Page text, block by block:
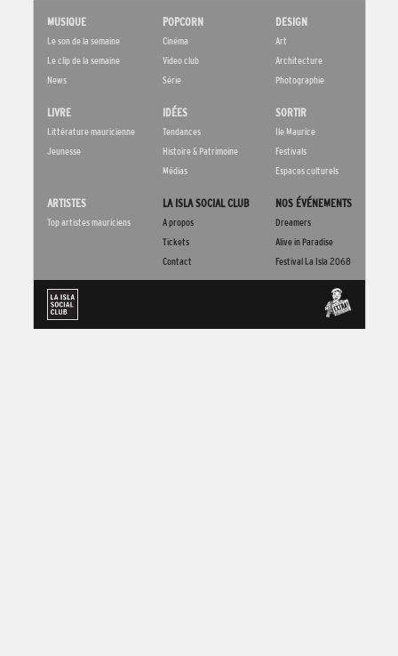
MUSIQUE
Le son de la semaine
Le clip de la semaine
News
POPCORN
Cinéma
Video club
Série
DESIGN
Art
Architecture
Photographie
LIVRE
Littérature mauricienne
Jeunesse
IDÉES
Tendances
Histoire & Patrimoine
Médias
SORTIR
Ile Maurice
Festivals
Espaces culturels
ARTISTES
Top artistes mauriciens
LA ISLA SOCIAL CLUB
A propos
Tickets
Contact
NOS ÉVÉNEMENTS
Dreamers
Alive in Paradise
Festival La Isla 2068